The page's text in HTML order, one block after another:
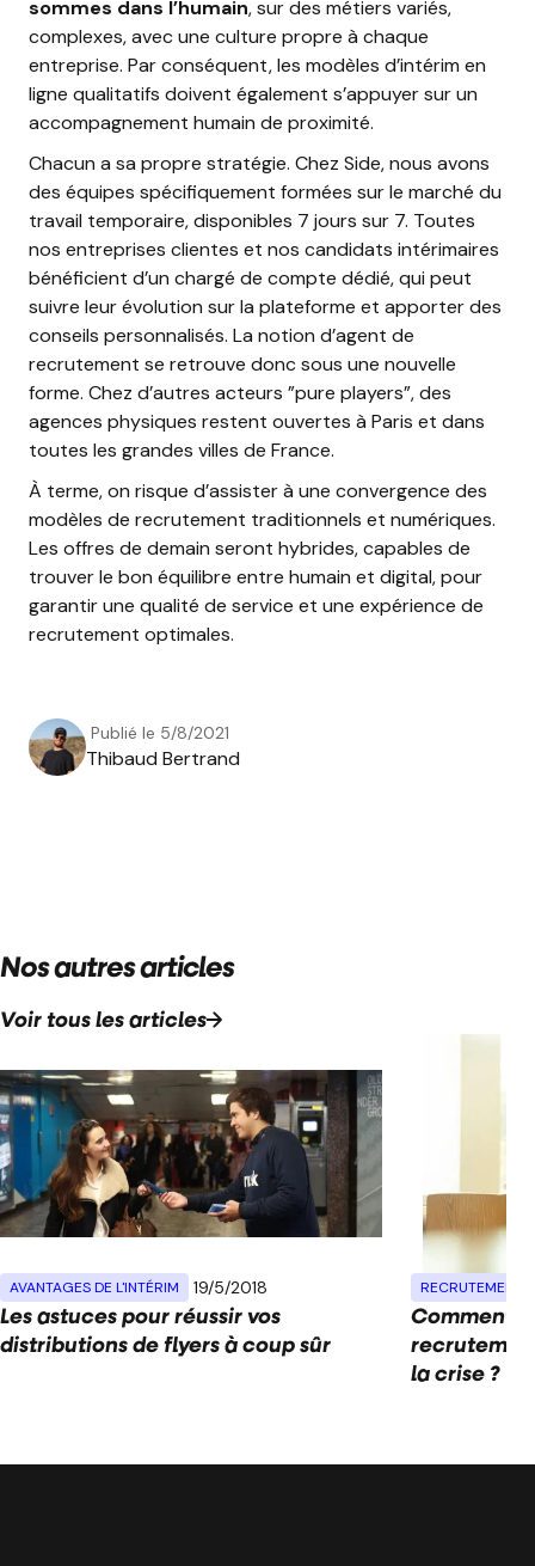
sommes dans l’humain, sur des métiers variés,
complexes, avec une culture propre à chaque
entreprise. Par conséquent, les modèles d’intérim en
ligne qualitatifs doivent également s’appuyer sur un
accompagnement humain de proximité.
Chacun a sa propre stratégie. Chez Side, nous avons
des équipes spécifiquement formées sur le marché du
travail temporaire, disponibles 7 jours sur 7. Toutes
nos entreprises clientes et nos candidats intérimaires
bénéficient d’un chargé de compte dédié, qui peut
suivre leur évolution sur la plateforme et apporter des
conseils personnalisés. La notion d’agent de
recrutement se retrouve donc sous une nouvelle
forme. Chez d’autres acteurs ”pure players”, des
agences physiques restent ouvertes à Paris et dans
toutes les grandes villes de France.
À terme, on risque d’assister à une convergence des
modèles de recrutement traditionnels et numériques.
Les offres de demain seront hybrides, capables de
trouver le bon équilibre entre humain et digital, pour
garantir une qualité de service et une expérience de
recrutement optimales.
Publié le 5/8/2021
Thibaud Bertrand
Nos autres articles
Voir tous les articles
AVANTAGES DE L'INTÉRIM 19/5/2018
Les astuces pour réussir vos
distributions de flyers à coup sûr
RECRUTEMENT
Comment
la crise ?